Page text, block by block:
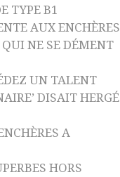
TYPE B1
AUX ENCHÈRES
QUI NE SE DÉMENT
UN TALENT
DISAIT HERGÉ
A
HORS